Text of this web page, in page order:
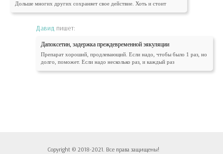
Дольше многих других сохраняет свое действие. Хоть и стоит
Давид пишет:
Дапоксетин, задержка преждевременной эякуляции
Препарат хороший, продлевающий. Если надо, чтобы было 1 раз, но
долго, поможет. Если надо несколько раз, и каждый раз
Copyright © 2018-2021. Все права защищены!